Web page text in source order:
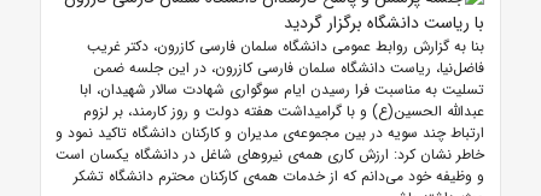
بنا به گزارش روابط عمومی دانشگاه سلمان فارسی کازرون، دکتر غریب
فاضل‌نیا، ریاست دانشگاه سلمان فارسی کازرون، در این جلسه ضمن
تسلیت به مناسبت فرا رسیدن ایام سوگواری شهادت سالار شهیدان، ابا
عبدالله الحسین(ع) و با گرامیداشت هفته دولت و روز کارمند، بر لزوم
ارتباط چند سویه در بین مجموعه‌ی مدیران و کارکنان دانشگاه تاکید نمود و
خاطر نشان کرد: ارزش کاری همه‌ی نیروهای شاغل در دانشگاه یکسان است
و وظیفه خود می‌دانم که از خدمات همه‌ی کارکنان محترم دانشگاه تشکر